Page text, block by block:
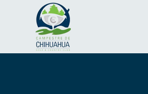
contenido